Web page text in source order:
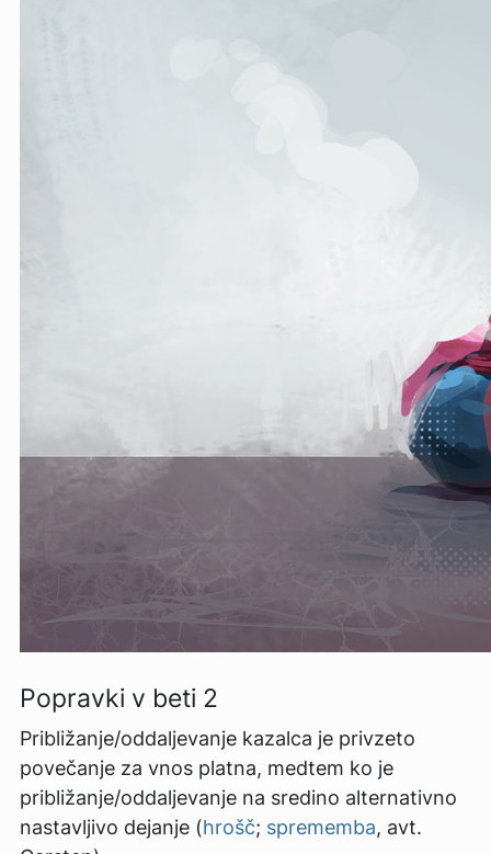
Popravki v beti 2
Približanje/oddaljevanje kazalca je privzeto
povečanje za vnos platna, medtem ko je
približanje/oddaljevanje na sredino alternativno
nastavljivo dejanje (hrošč; sprememba, avt.